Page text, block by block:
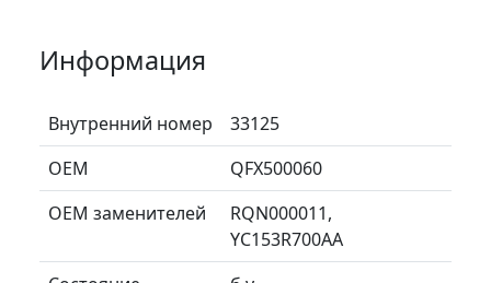
Информация
Внутренний номер
33125
ОЕМ
QFX500060
ОЕМ заменителей
RQN000011,
YC153R700AA